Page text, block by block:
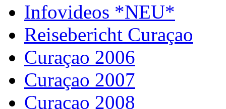
Infovideos *NEU*
Reisebericht Curaçao
Curaçao 2006
Curaçao 2007
Curaçao 2008